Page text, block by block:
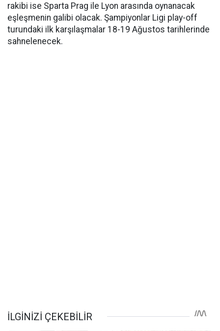
rakibi ise Sparta Prag ile Lyon arasında oynanacak
eşleşmenin galibi olacak. Şampiyonlar Ligi play-off
turundaki ilk karşılaşmalar 18-19 Ağustos tarihlerinde
sahnelenecek.